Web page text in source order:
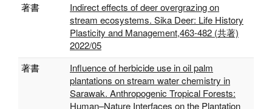
著書
Indirect effects of deer overgrazing on
stream ecosystems. Sika Deer: Life History
Plasticity and Management,463-482 (共著)
2022/05
著書
Influence of herbicide use in oil palm
plantations on stream water chemistry in
Sarawak. Anthropogenic Tropical Forests:
Human–Nature Interfaces on the Plantation